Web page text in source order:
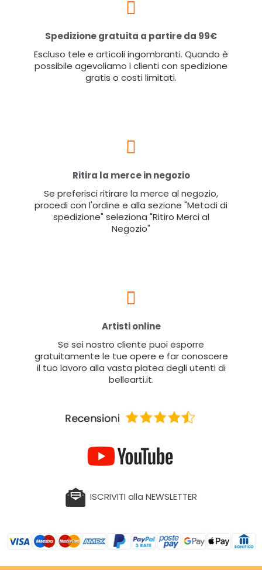
Spedizione gratuita a partire da 99€
Escluso tele e articoli ingombranti. Quando è
possibile agevoliamo i clienti con spedizione
gratis o costi limitati.
Ritira la merce in negozio
Se preferisci ritirare la merce al negozio,
procedi con l'ordine e alla sezione "Metodi di
spedizione" seleziona "Ritiro Merci al
Negozio"
Artisti online
Se sei nostro cliente puoi esporre
gratuitamente le tue opere e far conoscere
il tuo lavoro alla vasta platea degli utenti di
bellearti.it.
ISCRIVITI alla NEWSLETTER